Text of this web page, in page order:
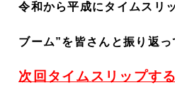
令和から平成にタイムスリ
ブーム”を皆さんと振り返っ
次回タイムスリップす